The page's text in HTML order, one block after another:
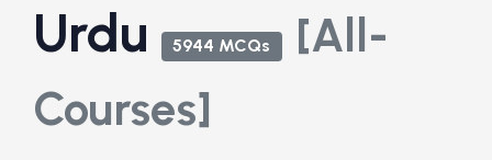
Urdu 5944 MCQs
[All-
Courses]